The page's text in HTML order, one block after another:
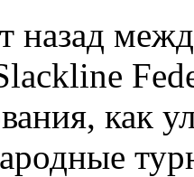
назад
как